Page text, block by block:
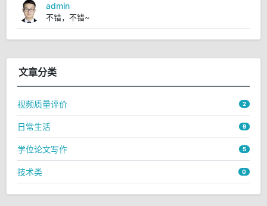
admin
不错，不错~
文章分类
视频质量评价 2
日常生活 9
学位论文写作 5
技术类 0